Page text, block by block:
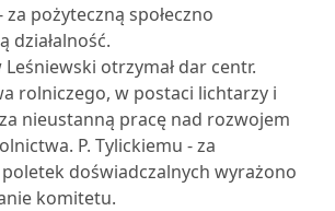
za pożyteczną społeczno
działalność.
Leśniewski otrzymał dar centr.
rolniczego, w postaci lichtarzy i
nieustanną pracę nad rozwojem
P. Tylickiemu - za
doświadczalnych wyrażono
komitetu.